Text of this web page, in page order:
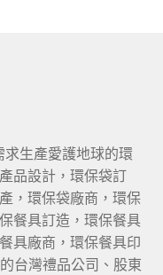
生產愛護地球的環
品設計，環保袋訂
，環保袋廠商，環保
餐具訂造，環保餐具
具廠商，環保餐具印
台灣禮品公司、股東